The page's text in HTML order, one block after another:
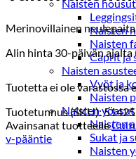
Naisten housut
Naisten
Naisten
Caprit ja
Naisten
Vyöt ja
Naisten
Naisten
Naisten
Sukat ja
Naisten
Merinovillainen
Alin hinta 30-päivän ajalta
Tuotetta ei ole varastossa
Tuotetunnus (SKU):
Avainsanat tuotteelle
v-pääntie